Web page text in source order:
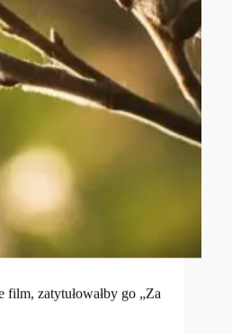
film, zatytułowałby go „Za